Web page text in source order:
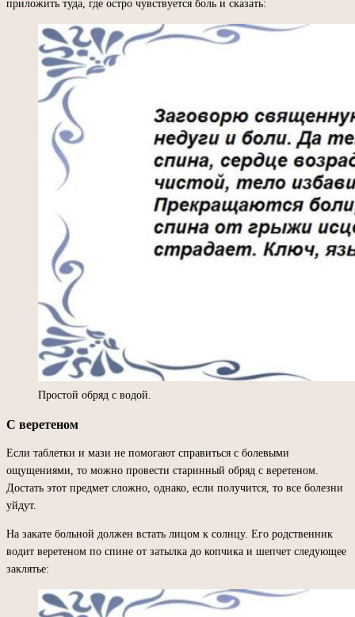
приложить туда, где остро чувствуется боль и сказать:
Простой обряд с водой.
С веретеном
Если таблетки и мази не помогают справиться с болевыми
ощущениями, то можно провести старинный обряд с веретеном.
Достать этот предмет сложно, однако, если получится, то все болезни
уйдут.
На закате больной должен встать лицом к солнцу. Его родственник
водит веретеном по спине от затылка до копчика и шепчет следующее
заклятье: